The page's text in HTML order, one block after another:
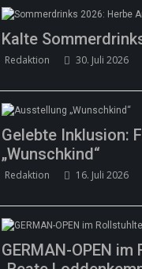
Kalte
Redaktion 30. Juli 2026
Gelebte Inklusion:
„Wunschkind“
Redaktion 16. Juli 2026
GERMAN-OPEN